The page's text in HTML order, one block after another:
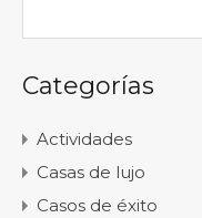
Categorías
Actividades
Casas de lujo
Casos de éxito